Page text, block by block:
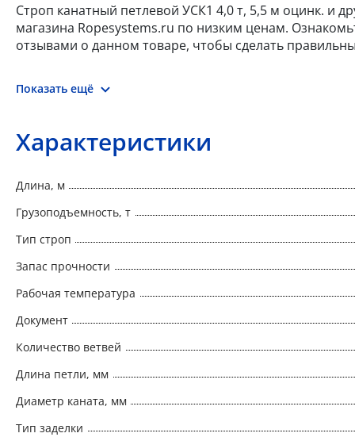
Строп канатный петлевой УСК1 4,0 т, 5,5 м оцинк. и
магазина Ropesystems.ru по низким ценам.
отзывами о данном товаре, чтобы сделать
Показать ещё
Характеристики
Длина, м
Грузоподъемность, т
Тип строп
Запас прочности
Рабочая температура
Документ
Количество ветвей
Длина петли, мм
Диаметр каната, мм
Тип заделки